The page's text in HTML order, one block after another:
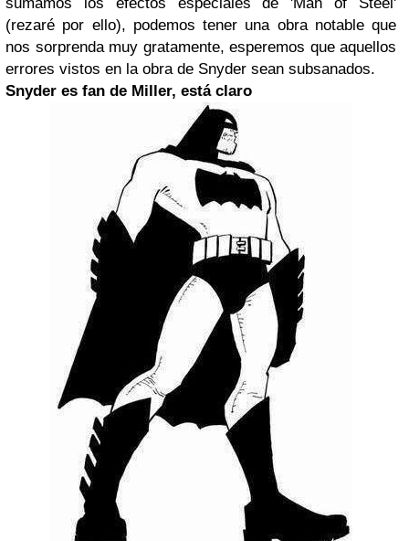
(rezaré por ello), podemos tener una obra notable que
nos sorprenda muy gratamente, esperemos que aquellos
errores vistos en la obra de Snyder sean subsanados.
Snyder es fan de Miller, está claro